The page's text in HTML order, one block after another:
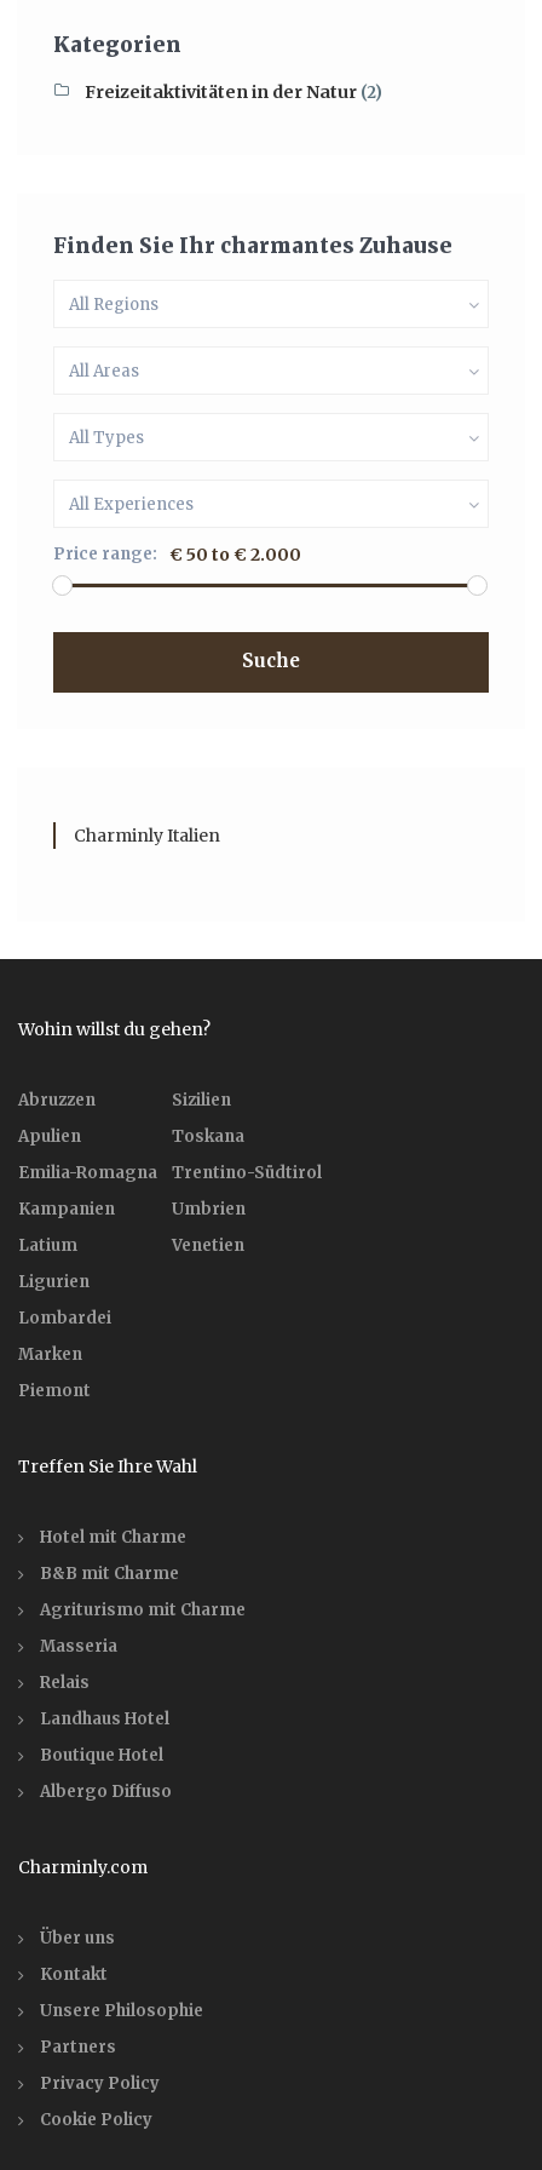
Kategorien
Freizeitaktivitäten in der Natur (2)
Finden Sie Ihr charmantes Zuhause
All Regions
All Areas
All Types
All Experiences
Price range: € 50 to € 2.000
Suche
Charminly Italien
Wohin willst du gehen?
Abruzzen
Apulien
Emilia-Romagna
Kampanien
Latium
Ligurien
Lombardei
Marken
Piemont
Sizilien
Toskana
Trentino-Südtirol
Umbrien
Venetien
Treffen Sie Ihre Wahl
Hotel mit Charme
B&B mit Charme
Agriturismo mit Charme
Masseria
Relais
Landhaus Hotel
Boutique Hotel
Albergo Diffuso
Charminly.com
Über uns
Kontakt
Unsere Philosophie
Partners
Privacy Policy
Cookie Policy